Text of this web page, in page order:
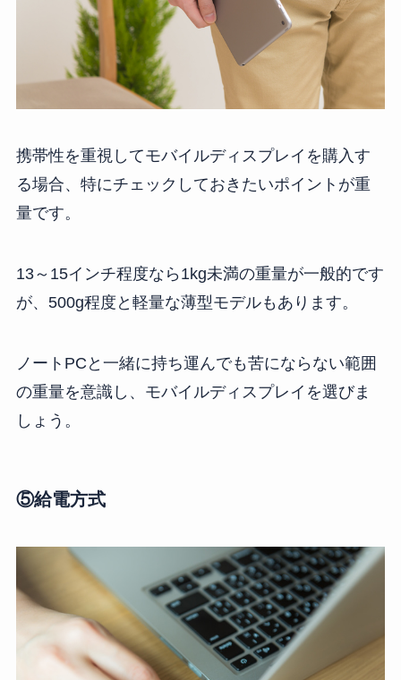
携帯性を重視してモバイルディスプレイを購入す
る場合、特にチェックしておきたいポイントが重
量です。
13～15インチ程度なら1kg未満の重量が一般的です
が、500g程度と軽量な薄型モデルもあります。
ノートPCと一緒に持ち運んでも苦にならない範囲
の重量を意識し、モバイルディスプレイを選びま
しょう。
⑤給電方式